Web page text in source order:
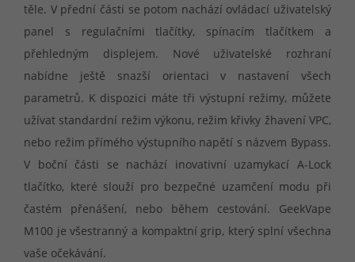
těle. V přední části se potom nachází ovládací uživatelský
panel s regulačními tlačítky, spínacím tlačítkem a
přehledným displejem. Nové uživatelské rozhraní
nabídne ještě snazší orientaci v nastavení všech
parametrů. K dispozici máte tři výstupní režimy, můžete
užívat standardní režim výkonu, režim křivky žhavení VPC,
nebo režim přímého výstupního napětí s názvem Bypass.
V boční části se nachází inovativní uzamykací A-Lock
tlačítko, které slouží pro bezpečné uzamčení modu při
častém přenášení, nebo během cestování. GeekVape
M100 je všestranný a kompaktní grip, který splní všechna
vaše očekávání.